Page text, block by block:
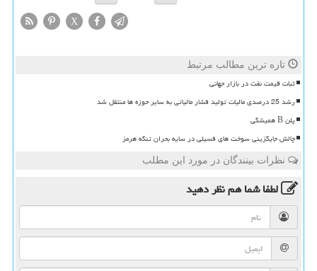
X
تازه ترین مطالب مرتبط
ثبات قیمت نفت در بازار جهانی
رشد 25 درصدی مالیات تولید فشار مالیاتی به سایر حوزه ها منتقل شد
پلن B همیشگی
چالش جایگزینی سوخت های فسیلی در سایه بحران تنگه هرمز
نظرات بینندگان در مورد این مطلب
لطفا شما همنظر دهید